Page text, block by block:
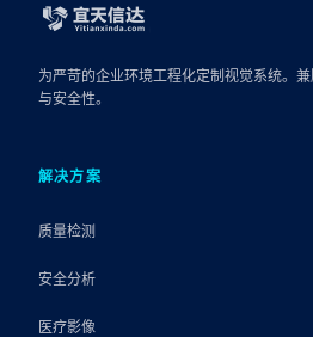
为严苛的企业环境工程化定制视觉系统。
与安全性。
解决方案
质量检测
安全分析
医疗影像